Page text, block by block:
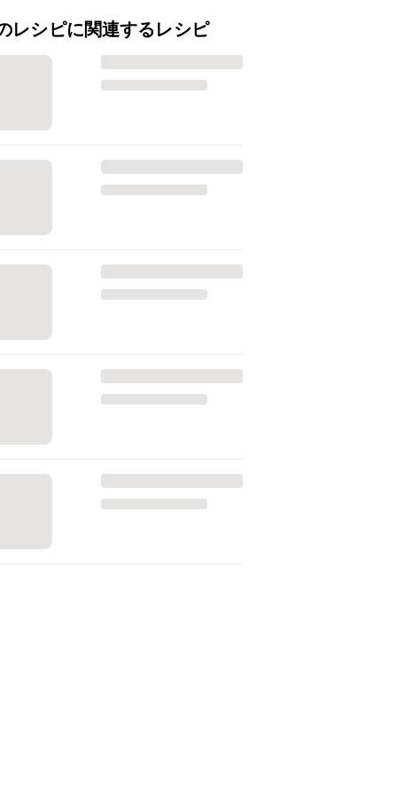
レシピに関連するレシピ